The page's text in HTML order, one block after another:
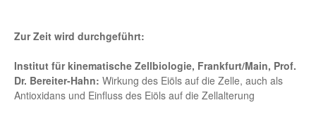
Zur Zeit wird durchgeführt:
Institut für kinematische Zellbiologie, Frankfurt/Main, Prof.
Dr. Bereiter-Hahn: Wirkung des Eiöls auf die Zelle, auch als
Antioxidans und Einfluss des Eiöls auf die Zellalterung